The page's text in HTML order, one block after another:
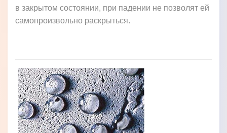
в закрытом состоянии, при падении не позволят ей
самопроизвольно раскрыться.